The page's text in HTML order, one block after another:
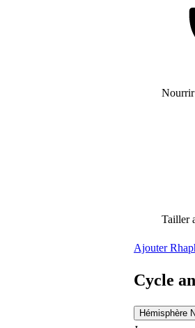
Nourrir
Tailler
Ajouter
Cycle
Hémisphère